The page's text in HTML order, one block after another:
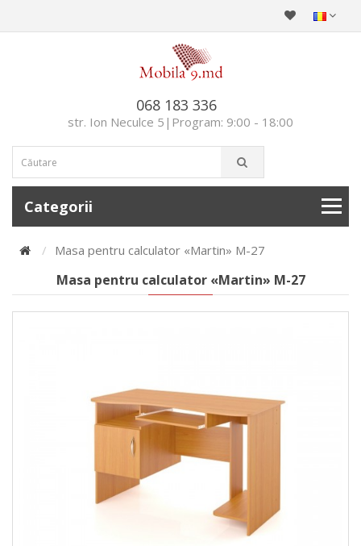
068 183 336
str. Ion Neculce 5|Program: 9:00 - 18:00
Categorii
Masa pentru calculator «Martin» M-27
Masa pentru calculator «Martin» M-27